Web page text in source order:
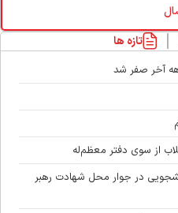
تازه ها
آخر صفر شد
از سوی دفتر معظم‌له
در جوار محل شهادت رهبر